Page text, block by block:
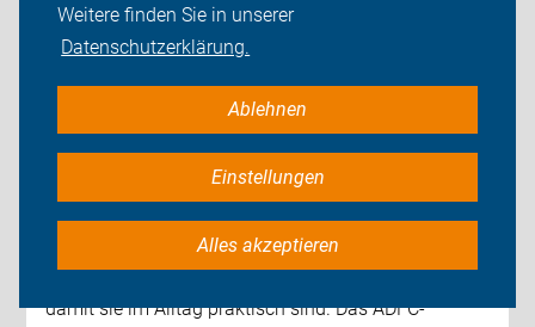
Weitere finden Sie in unserer
Datenschutzerklärung.
Ablehnen
Einstellungen
Alles akzeptieren
Fahrräder bewerten
damit sie im Alltag praktisch sind. Das ADFC-